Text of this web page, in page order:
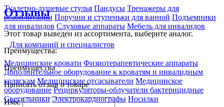
Туалетно-душевые стулья Пандусы Тренажеры для
реабилитации Поручни и ступеньки для ванной Подъемники
для инвалидов Слуховые аппараты Мебель для инвалидов
Для компаний и специалистов
Медицинские кровати Физиотерапевтические аппараты
Дополнительное оборудование к кроватям и инвалидным
коляскам Медицинские отсасыватели Медицинское
оборудование Рециркуляторы-облучатели бактерицидные
Светильники Электрокардиографы Носилки
Отзывы
Этот товар выведен из ассортимента, выберите аналог.
Преимущества:
Преимущества
Написать отзыв о товаре
Имя: